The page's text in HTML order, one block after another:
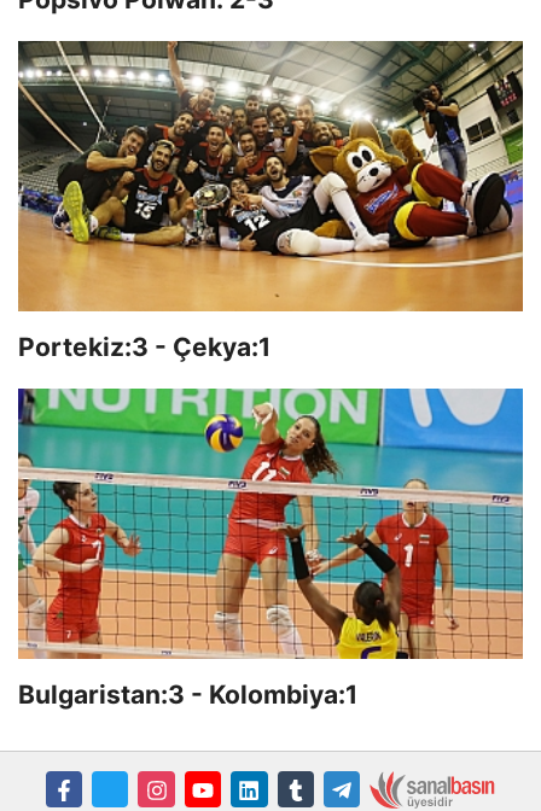
Portekiz:3 - Çekya:1
Bulgaristan:3 - Kolombiya:1